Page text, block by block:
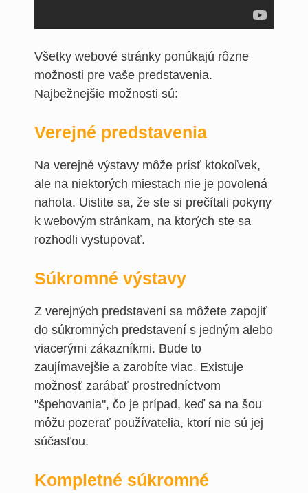
Všetky webové stránky ponúkajú rôzne
možnosti pre vaše predstavenia.
Najbežnejšie možnosti sú:
Verejné predstavenia
Na verejné výstavy môže prísť ktokoľvek,
ale na niektorých miestach nie je povolená
nahota. Uistite sa, že ste si prečítali pokyny
k webovým stránkam, na ktorých ste sa
rozhodli vystupovať.
Súkromné výstavy
Z verejných predstavení sa môžete zapojiť
do súkromných predstavení s jedným alebo
viacerými zákazníkmi. Bude to
zaujímavejšie a zarobíte viac. Existuje
možnosť zarábať prostredníctvom
"špehovania", čo je prípad, keď sa na šou
môžu pozerať používatelia, ktorí nie sú jej
súčasťou.
Kompletné súkromné